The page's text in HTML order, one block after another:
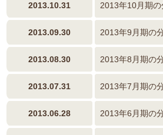
2013.10.31 2013年10月期
2013.09.30 2013年9月期の
2013.08.30 2013年8月期の
2013.07.31 2013年7月期の
2013.06.28 2013年6月期の